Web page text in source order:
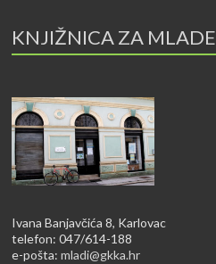
KNJIŽNICA ZA MLADE
Ivana Banjavčića 8, Karlovac
telefon: 047/614-188
e-pošta:mladi@gkka.hr